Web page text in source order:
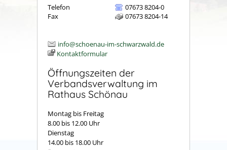
Telefon
07673 8204-0
Fax
07673 8204-14
info@schoenau-im-schwarzwald.de
Kontaktformular
Öffnungszeiten der
Verbandsverwaltung im
Rathaus Schönau
Montag bis Freitag
8.00 bis 12.00 Uhr
Dienstag
14.00 bis 18.00 Uhr